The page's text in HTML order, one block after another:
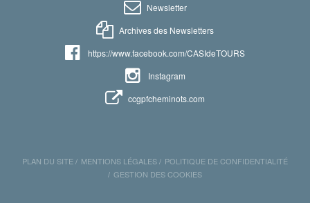
Newsletter
Archives des Newsletters
https://www.facebook.com/CASIdeTOURS
Instagram
ccgpfcheminots.com
PLAN DU SITE MENTIONS LÉGALES
POLITIQUE DE CONFIDENTIALITÉ
GESTION DES COOKIES